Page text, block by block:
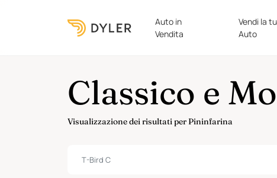
Auto in
Vendita
Vendi la
Auto
Classico e
Visualizzazione dei risultati per Pininfarina